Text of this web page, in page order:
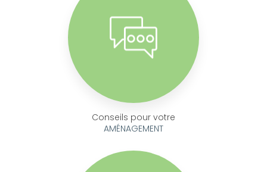
Conseils pour votre
AMÉNAGEMENT